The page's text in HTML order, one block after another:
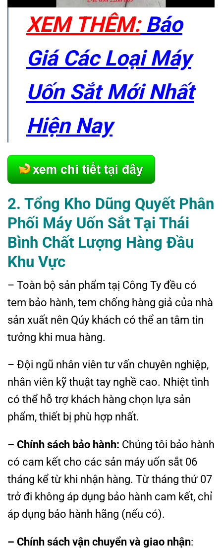
XEM THÊM:Báo
Giá Các Loại Máy
Uốn Sắt Mới Nhất
Hiện Nay
2. Tổng Kho Dũng Quyết Phân
Phối Máy Uốn Sắt Tại Thái
Bình Chất Lượng Hàng Đầu
Khu Vực
– Toàn bộ sản phẩm tạị Công Ty đều có
tem bảo hành, tem chống hàng giả của nhà
sản xuất nên Qúy khách có thể an tâm tin
tưởng khi mua hàng.
– Đội ngũ nhân viên tư vấn chuyên nghiệp,
nhân viên kỹ thuật tay nghề cao. Nhiệt tình
có thể hỗ trợ khách hàng chọn lựa sản
phẩm, thiết bị phù hợp nhất.
– Chính sách bảo hành: Chúng tôi bảo hành
có cam kết cho các sản máy uốn sắt 06
tháng kể từ khi nhận hàng. Từ tháng thứ 07
trở đi không áp dụng bảo hành cam kết, chỉ
áp dụng bảo hành hãng (nếu có).
– Chính sách vận chuyển và giao nhận: